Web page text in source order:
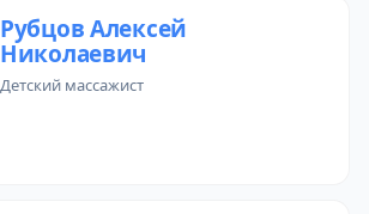
Рубцов Алексей
Николаевич
детский массажист